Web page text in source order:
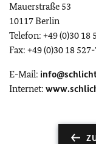
Mauerstraße 53
10117 Berlin
Telefon: +49 (0)30 18
Fax: +49 (0)30 18
E-Mail:
Internet: